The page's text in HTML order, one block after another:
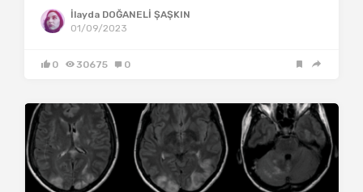
İlayda DOĞANELİ ŞAŞKIN
01/09/2023
0 30675 0